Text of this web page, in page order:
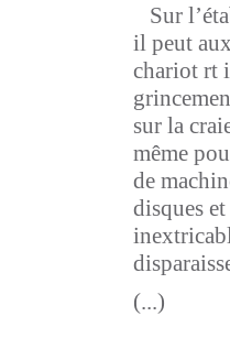
Sur
il peut
chariot rt
sur la
même
de
disques
(...)